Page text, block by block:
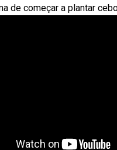
de começar a plantar